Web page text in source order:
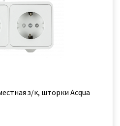
з/к, шторки Acqua